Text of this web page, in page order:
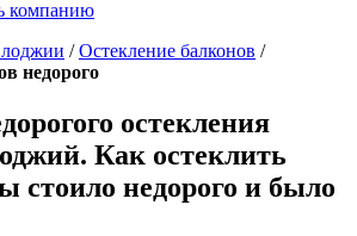
компанию
/Остекление балконов /
недорого
остекления
Как остеклить
стоило недорого и было